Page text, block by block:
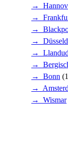
→
→
→
→
→
→
→ Bonn
→
→ Wismar